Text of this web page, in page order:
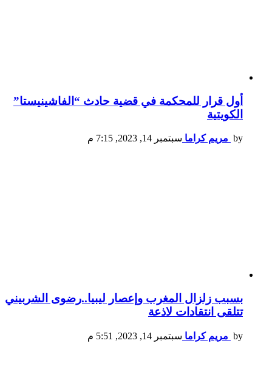
أول قرار للمحكمة في قضية حادث “الفاشينيستا”
الكويتية
by مريم كراما سبتمبر 14, 2023, 7:15 م
بسبب زلزال المغرب وإعصار ليبيا..رضوى الشربيني
تتلقى انتقادات لاذعة
by مريم كراما سبتمبر 14, 2023, 5:51 م